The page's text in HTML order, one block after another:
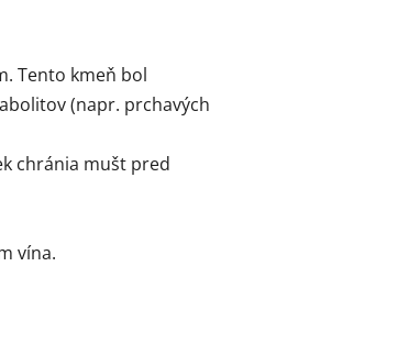
Tento kmeň bol
(napr. prchavých
chránia mušt pred
vína.